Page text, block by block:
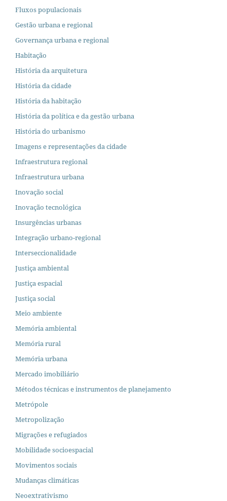
Fluxos populacionais
Gestão urbana e regional
Governança urbana e regional
Habitação
História da arquitetura
História da cidade
História da habitação
História da política e da gestão urbana
História do urbanismo
Imagens e representações da cidade
Infraestrutura regional
Infraestrutura urbana
Inovação social
Inovação tecnológica
Insurgências urbanas
Integração urbano-regional
Interseccionalidade
Justiça ambiental
Justiça espacial
Justiça social
Meio ambiente
Memória ambiental
Memória rural
Memória urbana
Mercado imobiliário
Métodos técnicas e instrumentos de planejamento
Metrópole
Metropolização
Migrações e refugiados
Mobilidade socioespacial
Movimentos sociais
Mudanças climáticas
Neoextrativismo